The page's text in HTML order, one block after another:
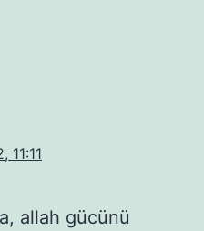
11:11
allah gücünü